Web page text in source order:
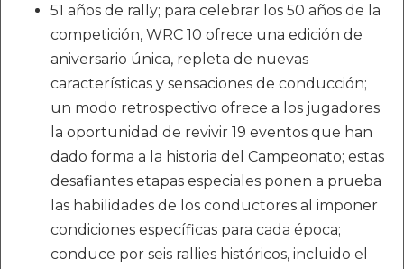
51 años de rally; para celebrar los 50 años de la
competición, WRC 10 ofrece una edición de
aniversario única, repleta de nuevas
características y sensaciones de conducción;
un modo retrospectivo ofrece a los jugadores
la oportunidad de revivir 19 eventos que han
dado forma a la historia del Campeonato; estas
desafiantes etapas especiales ponen a prueba
las habilidades de los conductores al imponer
condiciones específicas para cada época;
conduce por seis rallies históricos, incluido el